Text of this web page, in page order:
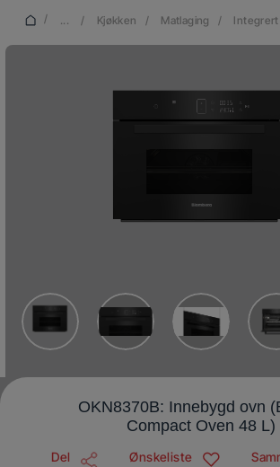
/ ... / Kjøkken / Matlaging /
OKN8370B: Innebygd ovn
Compact Oven 48 L)
Del Ønskeliste